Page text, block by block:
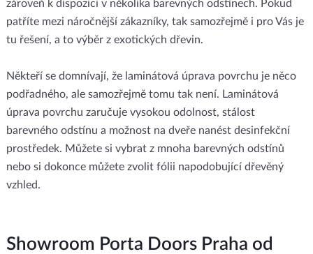
zároveň k dispozici v několika barevných odstínech. Pokud
patříte mezi náročnější zákazníky, tak samozřejmě i pro Vás je
tu řešení, a to výběr z exotických dřevin.
Někteří se domnívají, že laminátová úprava povrchu je něco
podřadného, ale samozřejmě tomu tak není. Laminátová
úprava povrchu zaručuje vysokou odolnost, stálost
barevného odstínu a možnost na dveře nanést desinfekční
prostředek. Můžete si vybrat z mnoha barevných odstínů
nebo si dokonce můžete zvolit fólii napodobující dřevěný
vzhled.
Showroom Porta Doors Praha od